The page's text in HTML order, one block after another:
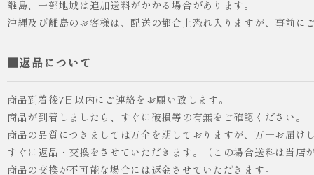
離島、一部地域は追加送料がかかる場合があります。
沖縄及び離島のお客様は、配送の都合上恐れ入りますが、事前に
■返品について
商品到着後7日以内にご連絡をお願い致します。
商品が到着しましたら、すぐに破損等の有無をご確認ください。
商品の品質につきましては万全を期しておりますが、万一お届
すぐに返品・交換をさせていただきます。（この場合送料は当店
商品の交換が不可能な場合には返金させていただきます。